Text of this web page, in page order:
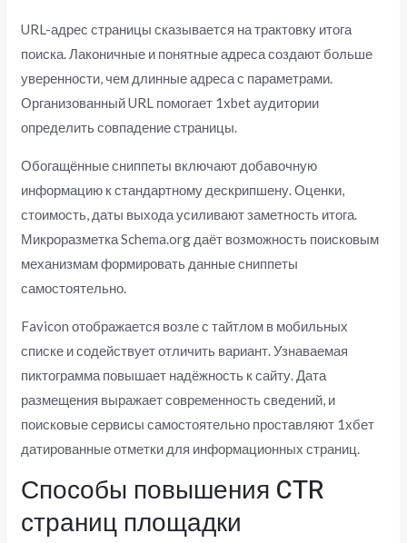
URL-адрес страницы сказывается на трактовку итога
поиска. Лаконичные и понятные адреса создают больше
уверенности, чем длинные адреса с параметрами.
Организованный URL помогает 1xbet аудитории
определить совпадение страницы.
Обогащённые сниппеты включают добавочную
информацию к стандартному дескрипшену. Оценки,
стоимость, даты выхода усиливают заметность итога.
Микроразметка Schema.org даёт возможность поисковым
механизмам формировать данные сниппеты
самостоятельно.
Favicon отображается возле с тайтлом в мобильных
списке и содействует отличить вариант. Узнаваемая
пиктограмма повышает надёжность к сайту. Дата
размещения выражает современность сведений, и
поисковые сервисы самостоятельно проставляют 1хбет
датированные отметки для информационных страниц.
Способы повышения CTR
страниц площадки